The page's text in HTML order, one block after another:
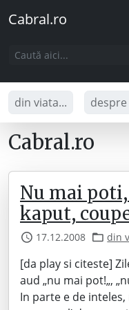
Cabral.ro
din viata...
Cabral.ro
Nu mai
kaput,
17.12.2008 din
[da play si citeste]
aud „nu mai pot!„,
In parte e de